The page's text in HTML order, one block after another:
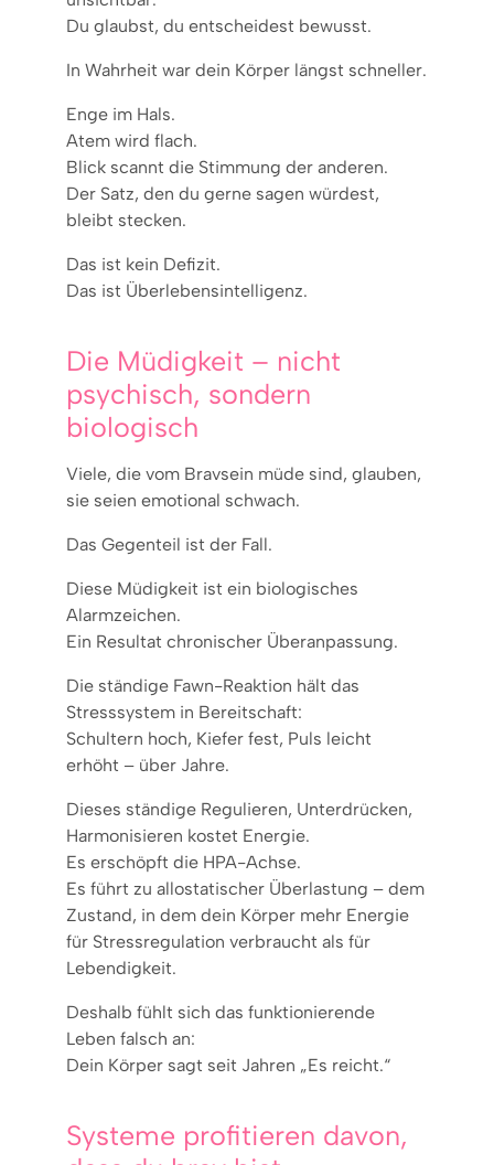
Du glaubst, du entscheidest bewusst.
In Wahrheit war dein Körper längst schneller.
Enge im Hals.
Atem wird flach.
Blick scannt die Stimmung der anderen.
Der Satz, den du gerne sagen würdest,
bleibt stecken.
Das ist kein Defizit.
Das ist Überlebensintelligenz.
Die Müdigkeit – nicht
psychisch, sondern
biologisch
Viele, die vom Bravsein müde sind, glauben,
sie seien emotional schwach.
Das Gegenteil ist der Fall.
Diese Müdigkeit ist ein biologisches
Alarmzeichen.
Ein Resultat chronischer Überanpassung.
Die ständige Fawn-Reaktion hält das
Stresssystem in Bereitschaft:
Schultern hoch, Kiefer fest, Puls leicht
erhöht – über Jahre.
Dieses ständige Regulieren, Unterdrücken,
Harmonisieren kostet Energie.
Es erschöpft die HPA-Achse.
Es führt zu allostatischer Überlastung – dem
Zustand, in dem dein Körper mehr Energie
für Stressregulation verbraucht als für
Lebendigkeit.
Deshalb fühlt sich das funktionierende
Leben falsch an:
Dein Körper sagt seit Jahren „Es reicht.“
Systeme profitieren davon,